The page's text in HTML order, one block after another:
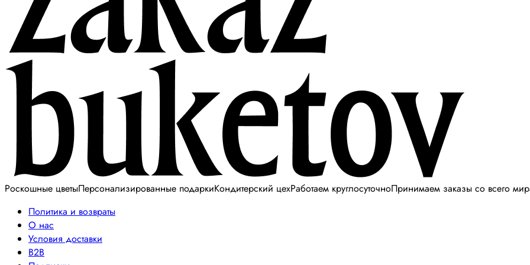
Роскошные цветыПерсонализированные подаркиКондитерский цехРаботаем круглосуточноПринимаем заказы со всего
Политика и возвраты
О нас
Условия доставки
B2B